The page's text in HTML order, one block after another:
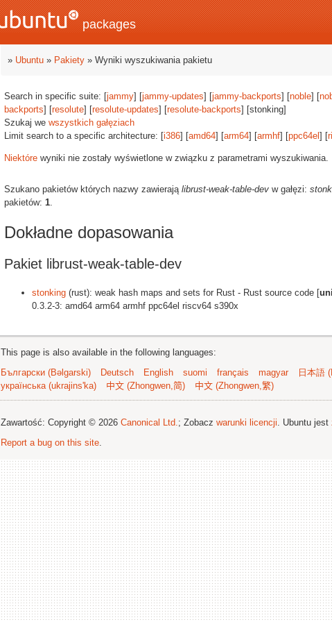
packages
» Ubuntu » Pakiety » Wyniki wyszukiwania pakietu
Search in specific suite: [jammy] [jammy-updates] [jammy-backports] [noble] [
backports] [resolute] [resolute-updates] [resolute-backports] [stonking]
Szukaj we wszystkich gałęziach
Limit search to a specific architecture: [i386] [amd64] [arm64] [armhf] [ppc64el ] [
Niektóre wyniki nie zostały wyświetlone w związku z parametrami wyszukiwania.
Szukano pakietów których nazwy zawierają librust-weak-table-dev w gałęzi:
pakietów: 1.
Dokładne dopasowania
Pakiet librust-weak-table-dev
stonking (rust): weak hash maps and sets for Rust - Rust source code [
0.3.2-3: amd64 arm64 armhf ppc64el riscv64 s390x
This page is also available in the following languages:
Български (Bəlgarski)
Deutsch English suomi français magyar 日本語
українська (ukrajins'ka)
中文 (Zhongwen,简) 中文 (Zhongwen,繁)
Zawartość: Copyright © 2026 Canonical Ltd. ; Zobacz warunki licencji . Ubuntu jest
Report a bug on this site